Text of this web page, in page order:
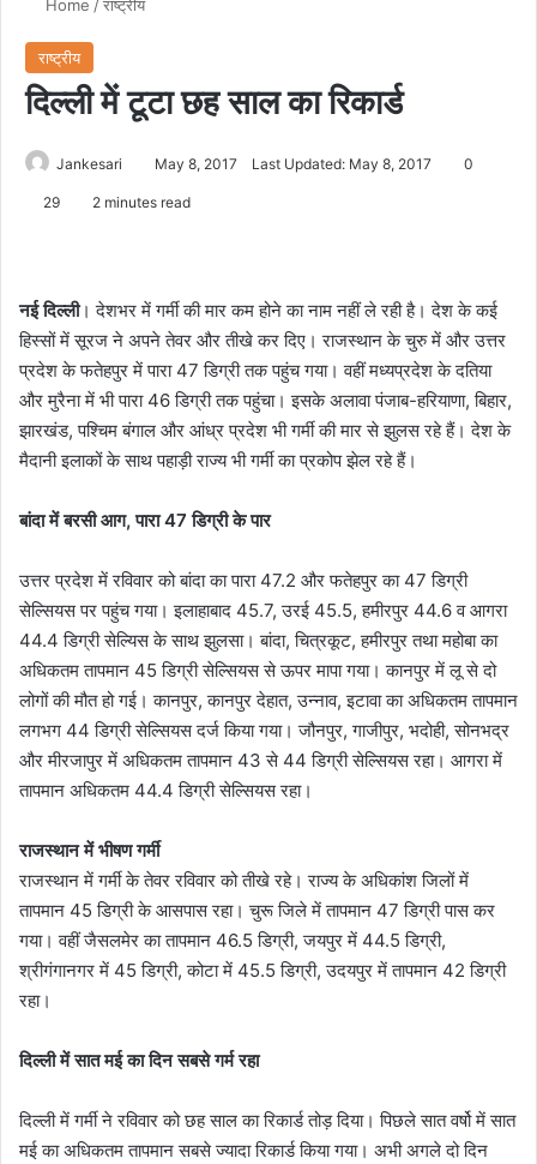
Home /राष्ट्रीय
राष्ट्रीय
दिल्ली में टूटा छह साल का रिकार्ड
Jankesari May 8, 2017 Last Updated: May 8, 2017 0
29 2 minutes read
नई दिल्ली। देशभर में गर्मी की मार कम होने का नाम नहीं ले रही है। देश के कई
हिस्सों में सूरज ने अपने तेवर और तीखे कर दिए। राजस्थान के चुरु में और उत्तर
प्रदेश के फतेहपुर में पारा 47 डिग्री तक पहुंच गया। वहीं मध्यप्रदेश के दतिया
और मुरैना में भी पारा 46 डिग्री तक पहुंचा। इसके अलावा पंजाब-हरियाणा, बिहार,
झारखंड, पश्चिम बंगाल और आंध्र प्रदेश भी गर्मी की मार से झुलस रहे हैं। देश के
मैदानी इलाकों के साथ पहाड़ी राज्य भी गर्मी का प्रकोप झेल रहे हैं।
बांदा में बरसी आग, पारा 47 डिग्री के पार
उत्तर प्रदेश में रविवार को बांदा का पारा 47.2 और फतेहपुर का 47 डिग्री
सेल्सियस पर पहुंच गया। इलाहाबाद 45.7, उरई 45.5, हमीरपुर 44.6 व आगरा
44.4 डिग्री सेल्यिस के साथ झुलसा। बांदा, चित्रकूट, हमीरपुर तथा महोबा का
अधिकतम तापमान 45 डिग्री सेल्सियस से ऊपर मापा गया। कानपुर में लू से दो
लोगों की मौत हो गई। कानपुर, कानपुर देहात, उन्नाव, इटावा का अधिकतम तापमान
लगभग 44 डिग्री सेल्सियस दर्ज किया गया। जौनपुर, गाजीपुर, भदोही, सोनभद्र
और मीरजापुर में अधिकतम तापमान 43 से 44 डिग्री सेल्सियस रहा। आगरा में
तापमान अधिकतम 44.4 डिग्री सेल्सियस रहा।
राजस्थान में भीषण गर्मी
राजस्थान में गर्मी के तेवर रविवार को तीखे रहे। राज्य के अधिकांश जिलों में
तापमान 45 डिग्री के आसपास रहा। चुरू जिले में तापमान 47 डिग्री पास कर
गया। वहीं जैसलमेर का तापमान 46.5 डिग्री, जयपुर में 44.5 डिग्री,
श्रीगंगानगर में 45 डिग्री, कोटा में 45.5 डिग्री, उदयपुर में तापमान 42 डिग्री
रहा।
दिल्ली में सात मई का दिन सबसे गर्म रहा
दिल्ली में गर्मी ने रविवार को छह साल का रिकार्ड तोड़ दिया। पिछले सात वर्षो में सात
मई का अधिकतम तापमान सबसे ज्यादा रिकार्ड किया गया। अभी अगले दो दिन